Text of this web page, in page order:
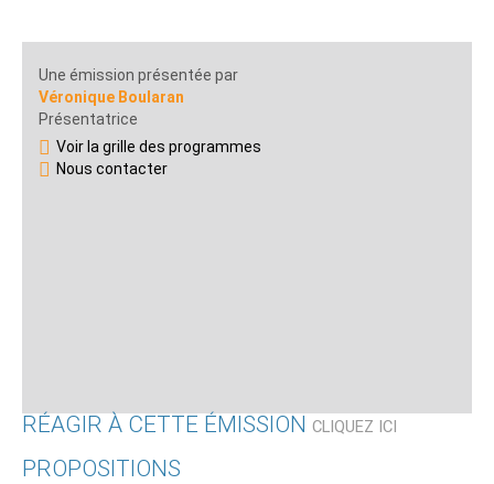
Une émission présentée par
Véronique Boularan
Présentatrice
Voir la grille des programmes
Nous contacter
RÉAGIR À CETTE ÉMISSION CLIQUEZ ICI
PROPOSITIONS